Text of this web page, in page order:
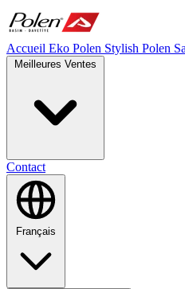
Accueil Eko Polen Stylish Polen
Contact